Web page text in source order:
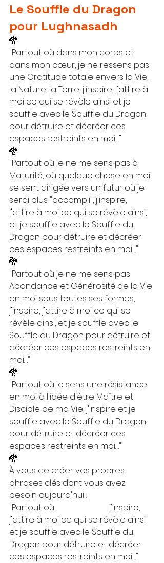
Le Souffle du Dragon
pour Lughnasadh
🐉
"Partout où dans mon corps et
dans mon cœur, je ne ressens pas
une Gratitude totale envers la Vie,
la Nature, la Terre, j'inspire, j'attire à
moi ce qui se révèle ainsi et je
souffle avec le Souffle du Dragon
pour détruire et décréer ces
espaces restreints en moi…"
🐉
"Partout où je ne me sens pas à
Maturité, où quelque chose en moi
se sent dirigée vers un futur où je
serai plus "accompli", j'inspire,
j'attire à moi ce qui se révèle ainsi,
et je souffle avec le Souffle du
Dragon pour détruire et décréer
ces espaces restreints en moi…"
🐉
"Partout où je ne me sens pas
Abondance et Générosité de la Vie
en moi sous toutes ses formes,
j'inspire, j'attire à moi ce qui se
révèle ainsi, et je souffle avec le
Souffle du Dragon pour détruire et
décréer ces espaces restreints en
moi…"
🐉
"Partout où je sens une résistance
en moi à l'idée d'être Maître et
Disciple de ma Vie, j'inspire et je
souffle avec le Souffle du Dragon
pour détruire et décréer ces
espaces restreints en moi…"
🐉
À vous de créer vos propres
phrases clés dont vous avez
besoin aujourd'hui :
"Partout où ................................................................................................... j'inspire,
j'attire à moi ce qui se révèle ainsi
et je souffle avec le Souffle du
Dragon pour détruire et décréer
ces espaces restreints en moi…"